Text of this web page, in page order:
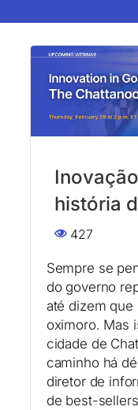
história
427
Sempre se
do governo
até dizem que
oximoro. Mas
cidade de
caminho há
diretor de
de best-